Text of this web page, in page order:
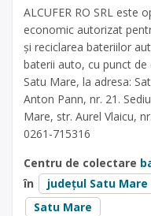
ALCUFER RO SRL este
economic autorizat
și reciclarea bateriilor
baterii auto, cu punct de
Satu Mare, la adresa:
Anton Pann, nr. 21.
Mare, str. Aurel Vlaicu,
0261-715316
Centru de colectare
în
județul Satu Mare
Satu Mare